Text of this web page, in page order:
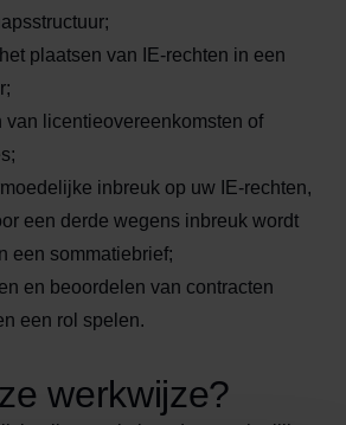
plaatsen van IE-rechten in een
van licentieovereenkomsten of
inbreuk op uw IE-rechten,
een derde wegens inbreuk wordt
een sommatiebrief;
en beoordelen van contracten
een rol spelen.
werkwijze?